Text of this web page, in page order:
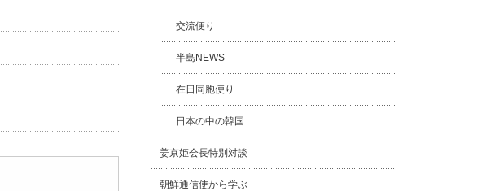
交流便り
半島NEWS
在日同胞便り
日本の中の韓国
姜京姫会長特別対談
朝鮮通信使から学ぶ